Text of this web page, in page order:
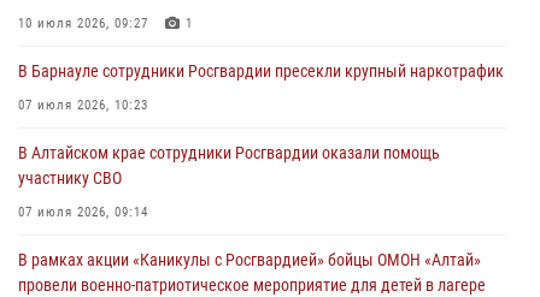
10 июля 2026, 09:27 1
В Барнауле сотрудники Росгвардии пресекли крупный наркотрафик
07 июля 2026, 10:23
В Алтайском крае сотрудники Росгвардии оказали помощь
участнику СВО
07 июля 2026, 09:14
В рамках акции «Каникулы с Росгвардией» бойцы ОМОН «Алтай»
провели военно-патриотическое мероприятие для детей в лагере